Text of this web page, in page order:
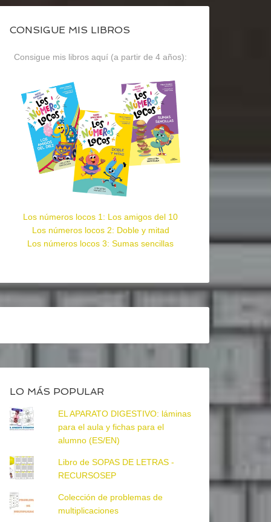
CONSIGUE MIS LIBROS
Consigue mis libros aquí (a partir de 4 años):
Los números locos 1: Los amigos del 10
Los números locos 2: Doble y mitad
Los números locos 3: Sumas sencillas
LO MÁS POPULAR
EL APARATO DIGESTIVO: láminas
para el aula y fichas para el
alumno (ES/EN)
Libro de SOPAS DE LETRAS -
RECURSOSEP
Colección de problemas de
multiplicaciones